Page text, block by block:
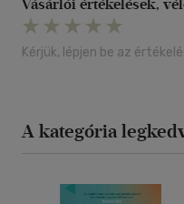
Vásárlói értékelések,
Kérjük, lépjen be az
A kategória